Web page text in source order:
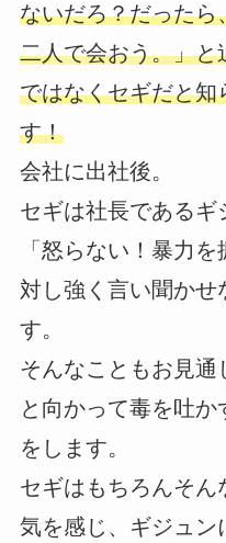
ないだろ？だったら
二人で会おう。」と
ではなくセギだと知
す！
会社に出社後。
セギは社長であるギ
「怒らない！暴力
対し強く言い聞かせ
す。
そんなこともお見通
と向かって毒を吐
をします。
セギはもちろんそん
気を感じ、ギジュン